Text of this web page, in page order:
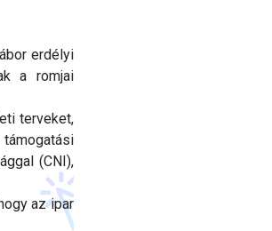
erdélyi
a romjai
terveket,
(CNI),
az ipar